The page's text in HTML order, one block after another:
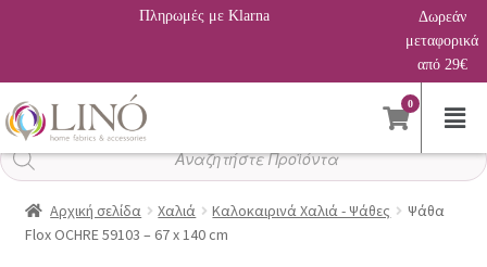
Πληρωμές με Klarna
Δωρεάν
μεταφορικά
από 29€
0
Αναζήτηση
προϊόντων
Αρχική σελίδα Χαλιά Καλοκαιρινά Χαλιά - Ψάθες
Ψάθα
Flox OCHRE 59103 – 67 x 140 cm